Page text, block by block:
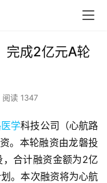
完成2亿元A轮
阅读 1347
学科技公司（心航路
。本轮融资由龙磐投
合计融资金额为2亿
。本次融资将为心航